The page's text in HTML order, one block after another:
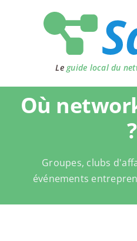
Le guide local du
Où
?
Groupes, clubs
événements